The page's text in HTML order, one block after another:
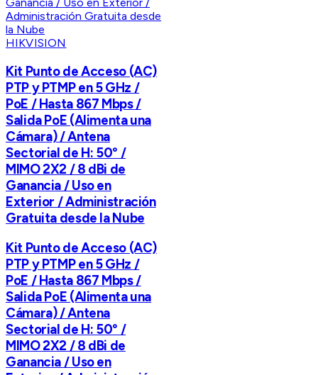
HIKVISION
Kit Punto de Acceso (AC)
PTP y PTMP en 5 GHz /
PoE / Hasta 867 Mbps /
Salida PoE (Alimenta una
Cámara) / Antena
Sectorial de H: 50° /
MIMO 2X2 / 8 dBi de
Ganancia / Uso en
Exterior / Administración
Gratuita desde la Nube
Kit Punto de Acceso (AC)
PTP y PTMP en 5 GHz /
PoE / Hasta 867 Mbps /
Salida PoE (Alimenta una
Cámara) / Antena
Sectorial de H: 50° /
MIMO 2X2 / 8 dBi de
Ganancia / Uso en